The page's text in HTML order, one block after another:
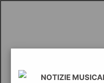
NOTIZIE